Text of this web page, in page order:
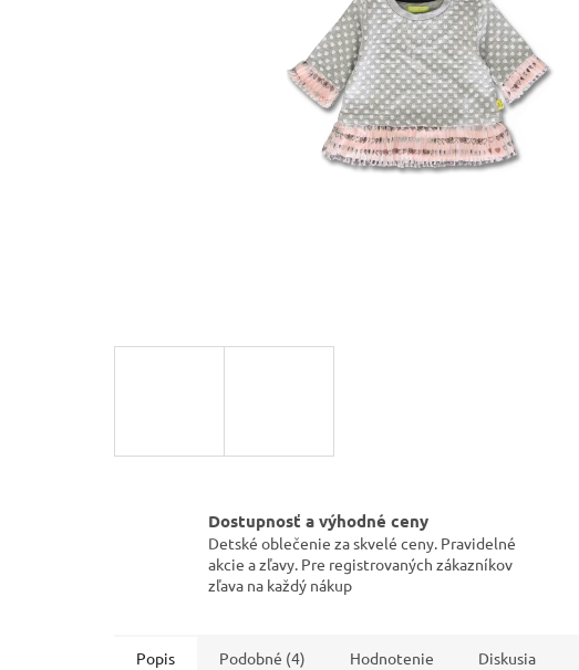
Dostupnosť a výhodné ceny
Detské oblečenie za skvelé ceny. Pravidelné
akcie a zľavy. Pre registrovaných zákazníkov
zľava na každý nákup
Popis Podobné (4) Hodnotenie Diskusia